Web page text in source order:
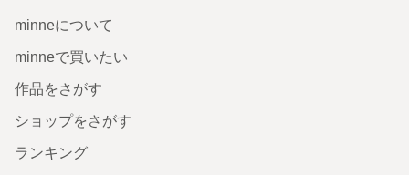
minneについて
minneで買いたい
作品をさがす
ショップをさがす
ランキング